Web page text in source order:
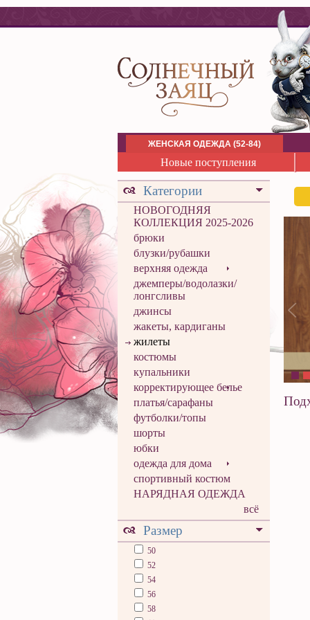
ЖЕНСКАЯ ОДЕЖДА (52-84)
Новые поступления
Категории
НОВОГОДНЯЯ
КОЛЛЕКЦИЯ 2025-2026
брюки
блузки/рубашки
верхняя одежда
джемперы/водолазки/
лонгсливы
джинсы
жакеты, кардиганы
жилеты
костюмы
купальники
корректирующее белье
платья/сарафаны
футболки/топы
шорты
юбки
одежда для дома
спортивный костюм
НАРЯДНАЯ ОДЕЖДА
всё
Размер
50
52
54
56
58